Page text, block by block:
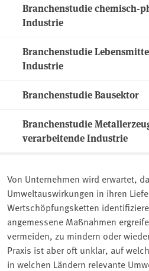
Branchenstudie chemisch-
Industrie
Branchenstudie
Industrie
Branchenstudie Bausektor
Branchenstudie
verarbeitende Industrie
Von Unternehmen wird erwartet,
Umweltauswirkungen in ihren
Wertschöpfungsketten
angemessene Maßnahmen
vermeiden, zu mindern oder
Praxis ist aber oft unklar, auf
in welchen Ländern relevante